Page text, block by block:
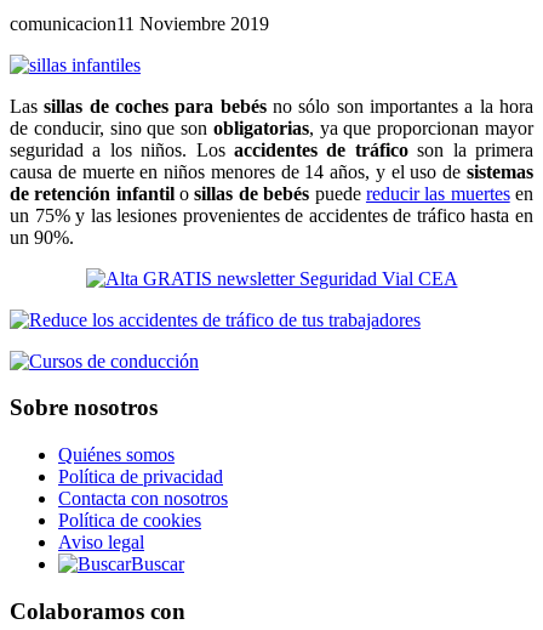
comunicacion11 Noviembre 2019
Las sillas de coches para bebésno sólo son importantes a la hora
de conducir, sino que son obligatorias, ya que proporcionan mayor
seguridad a los niños. Los accidentes de tráficoson la primera
causa de muerte en niños menores de 14 años, y el uso de sistemas
de retención infantilosillas de bebés puede reducir las muertesen
un 75% y las lesiones provenientes de accidentes de tráfico hasta en
un 90%.
Sobre nosotros
Quiénes somos
Política de privacidad
Contacta con nosotros
Política de cookies
Aviso legal
Buscar
Colaboramos con